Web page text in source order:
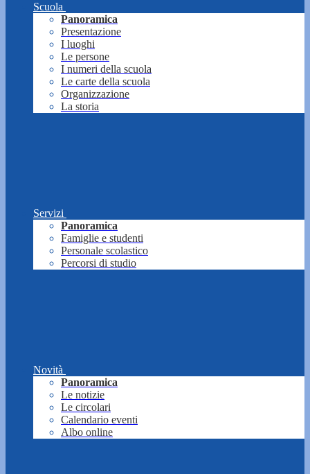
Scuola
Panoramica
Presentazione
I luoghi
Le persone
I numeri della scuola
Le carte della scuola
Organizzazione
La storia
Servizi
Panoramica
Famiglie e studenti
Personale scolastico
Percorsi di studio
Novità
Panoramica
Le notizie
Le circolari
Calendario eventi
Albo online